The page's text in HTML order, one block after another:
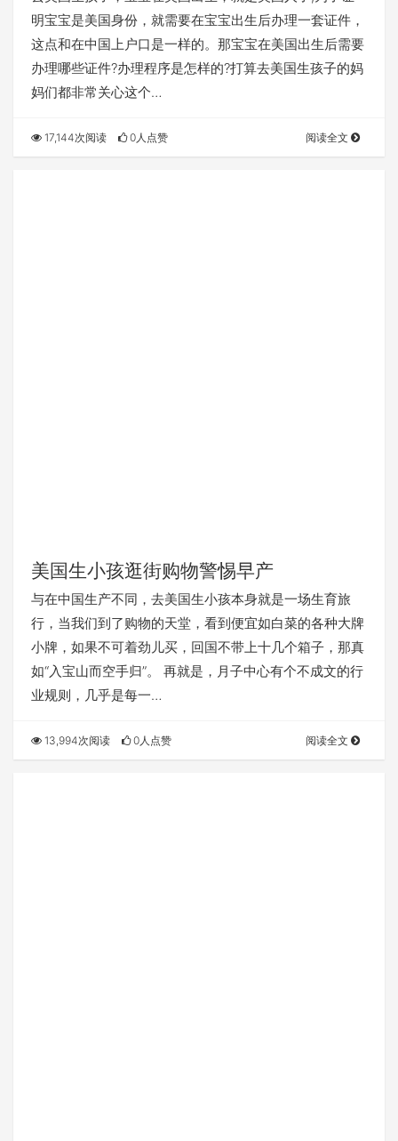
明宝宝是美国身份，就需要在宝宝出生后办理一套证件，
这点和在中国上户口是一样的。那宝宝在美国出生后需要
办理哪些证件?办理程序是怎样的?打算去美国生孩子的妈
妈们都非常关心这个…
17,144次阅读 0人点赞 阅读全文
美国生小孩逛街购物警惕早产
与在中国生产不同，去美国生小孩本身就是一场生育旅
行，当我们到了购物的天堂，看到便宜如白菜的各种大牌
小牌，如果不可着劲儿买，回国不带上十几个箱子，那真
如“入宝山而空手归”。 再就是，月子中心有个不成文的行
业规则，几乎是每一…
13,994次阅读 0人点赞 阅读全文